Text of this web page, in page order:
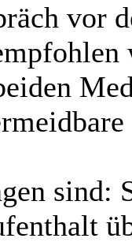
vor
sind: